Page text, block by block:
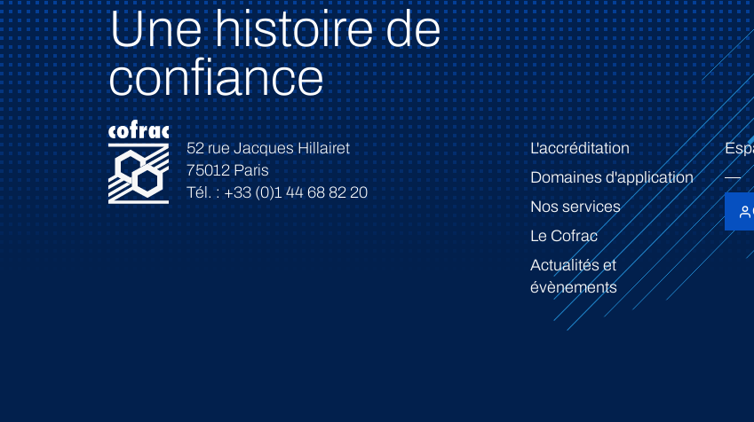
Une histoire de
confiance
52 rue Jacques Hillairet
75012 Paris
Tél. : +33 (0)1 44 68 82 20
L'accréditation
Domaines d'application
Nos services
Le Cofrac
Actualités et
évènements